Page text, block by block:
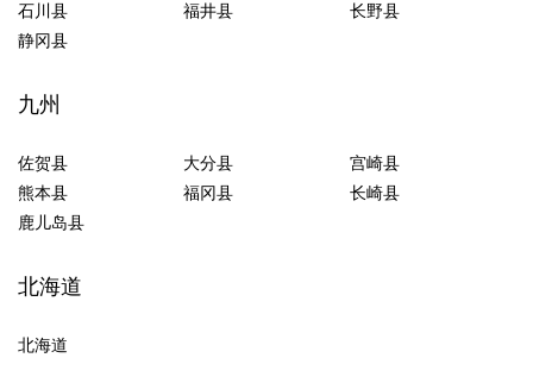
石川县
福井县
长野县
静冈县
九州
佐贺县 大分县
宫崎县
熊本县
福冈县
长崎县
鹿儿岛县
北海道
北海道